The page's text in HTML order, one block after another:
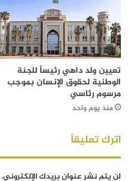
تعيين ولد داهي رئيساً للجنة
الوطنية لحقوق الإنسان بموجب
مرسوم رئاسي
منذ يوم واحد
اترك تعليقاً
لن يتم نشر عنوان بريدك الإلكتروني.